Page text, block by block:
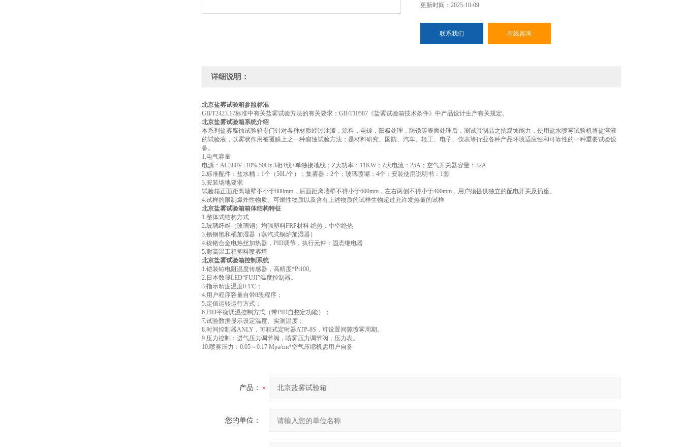
更新时间：2025-10-09
联系我们 在线咨询
详细说明：
北京盐雾试验箱参照标准
GB/T2423.17标准中有关盐雾试验方法的有关要求；GB/T10587《盐雾试验箱技术条件》中产品设计生产有关规定。
北京盐雾试验箱系统介绍
本系列盐雾腐蚀试验箱专门针对各种材质经过油漆，涂料，电镀，阳极处理，防锈等表面处理后，测试其制品之抗腐蚀能力，使用盐水喷雾试验机将盐溶液
的试验液，以雾状作用被覆膜上之一种腐蚀试验方法；是材料研究、国防、汽车、轻工、电子、仪表等行业各种产品环境适应性和可靠性的一种重要试验设
备。
1.电气容量
电源：AC380V±10% 50Hz 3相4线+单独接地线；Z大功率：11KW；Z大电流：25A；空气开关器容量：32A
2.标准配件：盐水桶：1个（50L/个）；集雾器：2个；玻璃喷嘴：4个；安装使用说明书：1套
3.安装场地要求
试验箱正面距离墙壁不小于800mm，后面距离墙壁不得小于600mm，左右两侧不得小于400mm，用户须提供独立的配电开关及插座。
4.试样的限制爆炸性物质、可燃性物质以及含有上述物质的试样生物超过允许发热量的试样
北京盐雾试验箱箱体结构特征
1.整体式结构方式
2.玻璃纤维（玻璃钢）增强塑料FRP材料 绝热：中空绝热
3.锈钢饱和桶加湿器（蒸汽式锅炉加湿器）
4.镍铬合金电热丝加热器，PID调节，执行元件：固态继电器
5.耐高温工程塑料喷雾塔
北京盐雾试验箱控制系统
1.铠装铂电阻温度传感器，高精度*Pt100。
2.日本数显LED“FUJI”温度控制器。
3.指示精度温度0.1℃；
4.用户程序容量自带8段程序；
5.定值运转运行方式；
6.PID平衡调温控制方式（带PID自整定功能）；
7.试验数据显示设定温度、实测温度；
8.时间控制器ANLY，可程式定时器ATP-8S，可设置间隙喷雾周期。
9.压力控制：进气压力调节阀，喷雾压力调节阀，压力表。
10.喷雾压力：0.05～0.17 Mpa/cm*空气压缩机需用户自备
产品：
您的单位：